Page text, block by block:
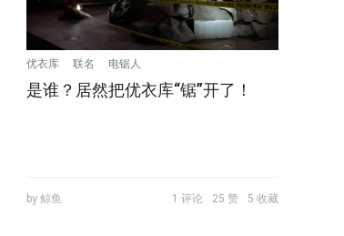
优衣库 联名 电锯人
是谁？居然把优衣库“锯”开了！
by 鲸鱼 1 评论 25 赞 5 收藏